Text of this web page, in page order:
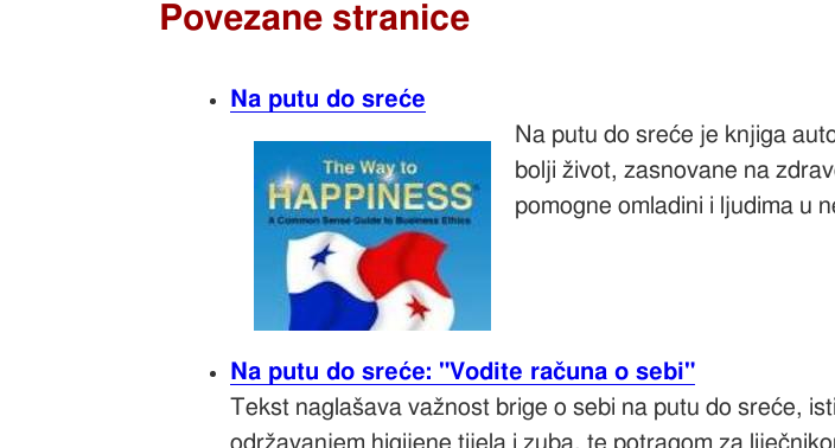
Povezane stranice
Na putu do sreće
Na putu do sreće je knjiga
bolji život, zasnovane na
pomogne omladini i ljudima u
Na putu do sreće: "Vodite računa o sebi"
Tekst naglašava važnost brige o sebi na putu do sreće,